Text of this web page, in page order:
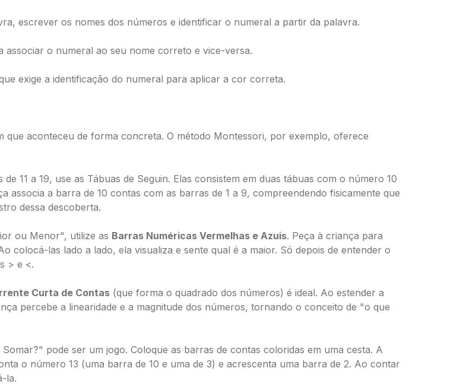
escrever os nomes dos números e identificar o numeral a partir da palavra.
associar o numeral ao seu nome correto e vice-versa.
exige a identificação do numeral para aplicar a cor correta.
que aconteceu de forma concreta. O método Montessori, por exemplo, oferece
11 a 19, use as Tábuas de Seguin. Elas consistem em duas tábuas com o número 10
associa a barra de 10 contas com as barras de 1 a 9, compreendendo fisicamente que
dessa descoberta.
ou Menor", utilize as Barras Numéricas Vermelhas e Azuis. Peça à criança para
colocá-las lado a lado, ela visualiza e sente qual é a maior. Só depois de entender o
> e <.
Curta de Contas (que forma o quadrado dos números) é ideal. Ao estender a
percebe a linearidade e a magnitude dos números, tornando o conceito de "o que
pode ser um jogo. Coloque as barras de contas coloridas em uma cesta. A
o número 13 (uma barra de 10 e uma de 3) e acrescenta uma barra de 2. Ao contar
la.